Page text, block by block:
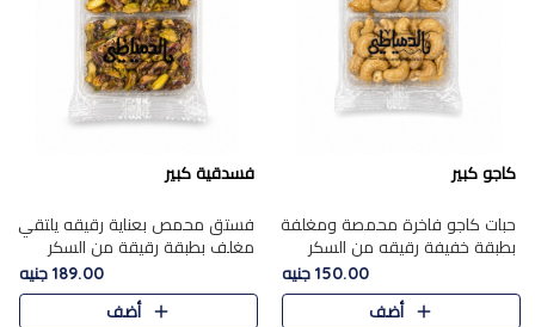
كاجو كبير
حبات كاجو فاخرة محمصة ومغلفة
بطبقة خفيفة رقيقه من السكر
المكرمل، تجمع بين توازن النعومة
زبدية غنية فاخرة والقرمشة
المرضية في حلوى شرقية بطاب..
150.00 جنيه
أضف
فسدقية كبير
فستق محمص بعناية رقيقه يلتقي
مغلف بطبقة رقيقة من السكر
المكرمل، ليقدم مذاقًا فاخرًا حلوي
شرقية فاخرة ونكهة غنية ناتي تميز
كل قطعة و قوام هش
189.00 جنيه
أضف